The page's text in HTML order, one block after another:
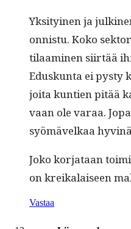
Yksi­tyi­nen ja
onnis­tu. Koko
tilaami­nen siirtää
Eduskun­ta ei pysty
joi­ta kun­tien pitää
vaan ole varaa.
syömävelkaa
Joko kor­jataan
on kreikalaiseen
Vastaa